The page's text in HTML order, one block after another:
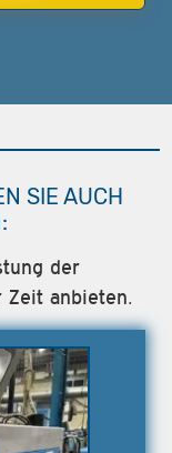
SIE AUCH
der
Zeit anbieten.